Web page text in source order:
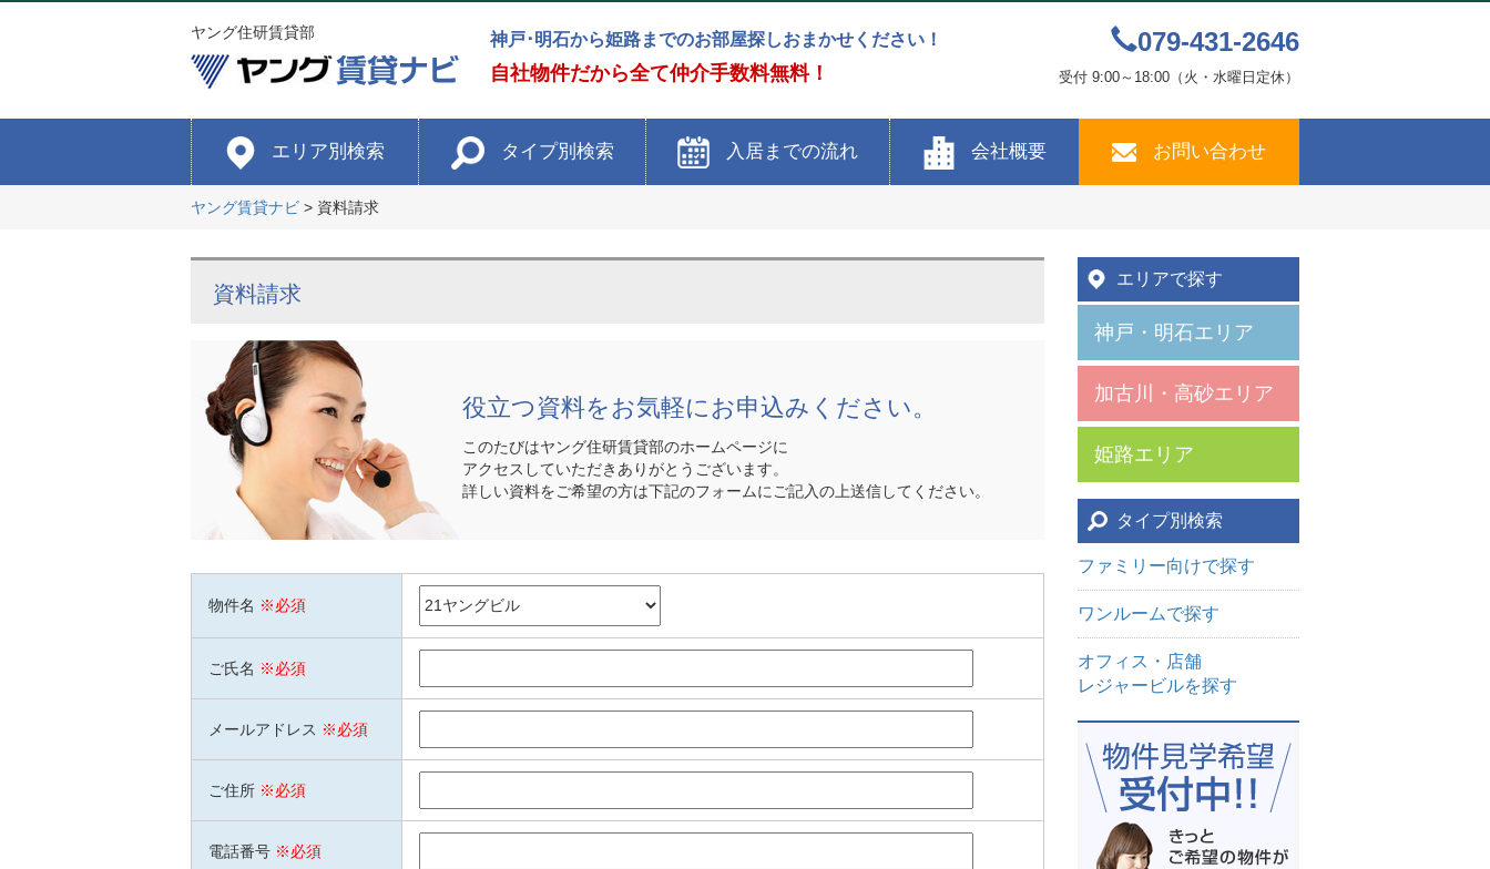
ヤング住研賃貸部 神戸･明石から姫路までのお部屋探しおまかせください！
自社物件だから全て仲介手数料無料！
079-431-2646
受付 9:00～18:00（火・水曜日定休）
エリア別検索 タイプ別検索 入居までの流れ 会社概要 お問い合わせ
ヤング賃貸ナビ > 資料請求
資料請求
役立つ資料をお気軽にお申込みください。
このたびはヤング住研賃貸部のホームページに
アクセスしていただきありがとうございます。
詳しい資料をご希望の方は下記のフォームにご記入の上送信してください。
物件名 ※必須
ご氏名 ※必須
メールアドレス ※必須
ご住所 ※必須
電話番号 ※必須
エリアで探す
神戸・明石エリア
加古川・高砂エリア
姫路エリア
タイプ別検索
ファミリー向けで探す
ワンルームで探す
オフィス・店舗
レジャービルを探す